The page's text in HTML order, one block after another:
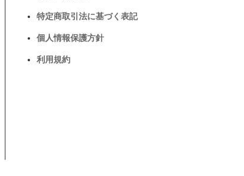
特定商取引法に基づく表記
個人情報保護方針
利用規約